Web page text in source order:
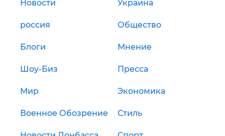
Новости Украина
россия Общество
Блоги Мнение
Шоу-Биз Пресса
Мир Экономика
Военное Обозрение Стиль